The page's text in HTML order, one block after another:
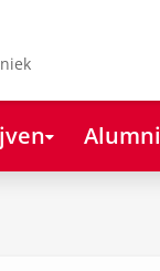
Alumni